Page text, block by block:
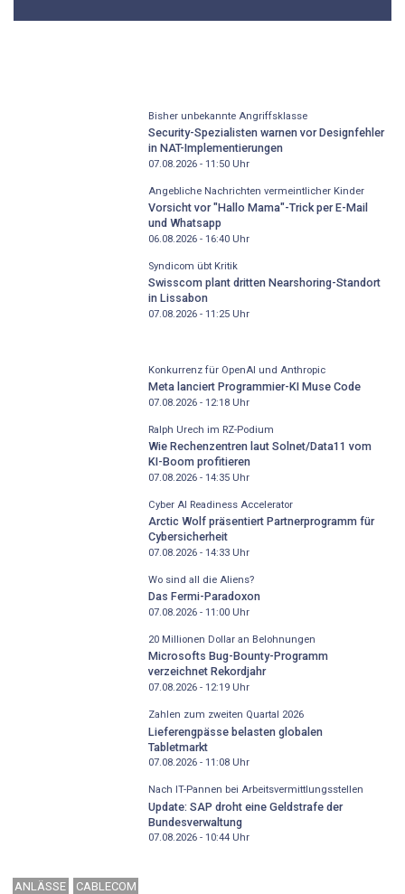
Bisher unbekannte Angriffsklasse
Security-Spezialisten warnen vor Designfehler
in NAT-Implementierungen
07.08.2026 - 11:50Uhr
Angebliche Nachrichten vermeintlicher Kinder
Vorsicht vor "Hallo Mama"-Trick per E-Mail
und Whatsapp
06.08.2026 - 16:40Uhr
Syndicom übt Kritik
Swisscom plant dritten Nearshoring-Standort
in Lissabon
07.08.2026 - 11:25Uhr
Konkurrenz für OpenAI und Anthropic
Meta lanciert Programmier-KI Muse Code
07.08.2026 - 12:18Uhr
Ralph Urech im RZ-Podium
Wie Rechenzentren laut Solnet/Data11 vom
KI-Boom profitieren
07.08.2026 - 14:35Uhr
Cyber AI Readiness Accelerator
Arctic Wolf präsentiert Partnerprogramm für
Cybersicherheit
07.08.2026 - 14:33Uhr
Wo sind all die Aliens?
Das Fermi-Paradoxon
07.08.2026 - 11:00Uhr
20 Millionen Dollar an Belohnungen
Microsofts Bug-Bounty-Programm
verzeichnet Rekordjahr
07.08.2026 - 12:19Uhr
Zahlen zum zweiten Quartal 2026
Lieferengpässe belasten globalen
Tabletmarkt
07.08.2026 - 11:08Uhr
Nach IT-Pannen bei Arbeitsvermittlungsstellen
Update: SAP droht eine Geldstrafe der
Bundesverwaltung
07.08.2026 - 10:44Uhr
ANLÄSSE CABLECOM